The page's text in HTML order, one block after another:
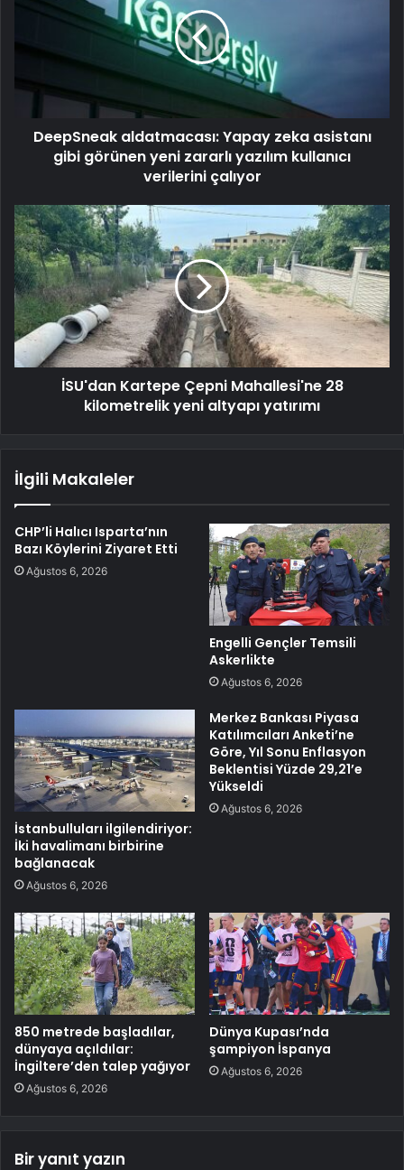
DeepSneak aldatmacası: Yapay zeka asistanı
gibi görünen yeni zararlı yazılım kullanıcı
verilerini çalıyor
İSU'dan Kartepe Çepni Mahallesi'ne 28
kilometrelik yeni altyapı yatırımı
İlgili Makaleler
CHP’li Halıcı Isparta’nın
Bazı Köylerini Ziyaret Etti
Ağustos 6, 2026
Engelli Gençler Temsili
Askerlikte
Ağustos 6, 2026
İstanbulluları ilgilendiriyor:
İki havalimanı birbirine
bağlanacak
Ağustos 6, 2026
Merkez Bankası Piyasa
Katılımcıları Anketi’ne
Göre, Yıl Sonu Enflasyon
Beklentisi Yüzde 29,21’e
Yükseldi
Ağustos 6, 2026
850 metrede başladılar,
dünyaya açıldılar:
İngiltere’den talep yağıyor
Ağustos 6, 2026
Dünya Kupası’nda
şampiyon İspanya
Ağustos 6, 2026
Bir yanıt yazın